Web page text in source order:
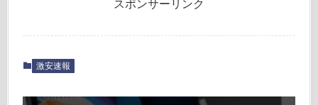
スポンサーリンク
激安速報